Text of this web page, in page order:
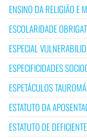
ENSINO DA RELIGIÃO E
ESCOLARIDADE
ESPECIAL
ESPECIFICIDADES
ESPETÁCULOS
ESTATUTO DA
ESTATUTO DE